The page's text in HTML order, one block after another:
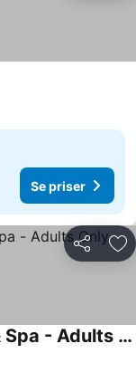
Se priser
Del
Casa Cabana Boutique Hotel & Spa - Adults Only